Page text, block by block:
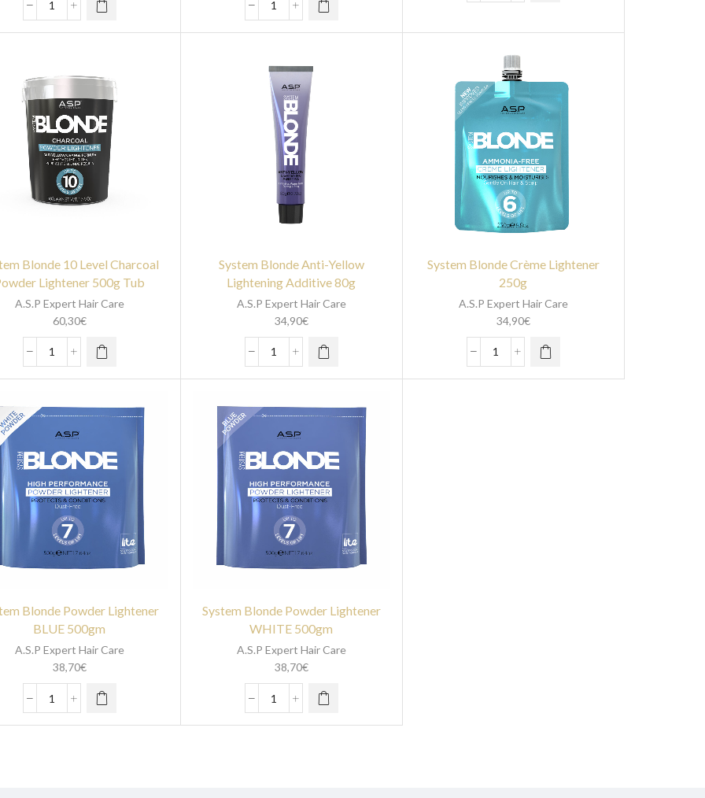
Blonde 10 Level Charcoal
Lightener 500g Tub
A.S.P Expert Hair Care
60,30€
System Blonde Anti-Yellow
Lightening Additive 80g
A.S.P Expert Hair Care
34,90€
System Blonde Crème Lightener
250g
A.S.P Expert Hair Care
34,90€
Blonde Powder Lightener
BLUE 500gm
A.S.P Expert Hair Care
38,70€
System Blonde Powder Lightener
WHITE 500gm
A.S.P Expert Hair Care
38,70€